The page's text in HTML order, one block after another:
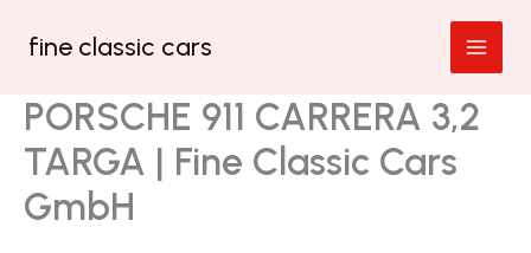
Inhaltfine classic cars
PORSCHE 911 CARRERA 3,2
TARGA | Fine Classic Cars
GmbH